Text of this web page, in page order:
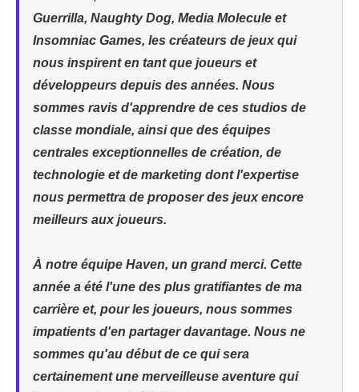
Guerrilla, Naughty Dog, Media Molecule et
Insomniac Games, les créateurs de jeux qui
nous inspirent en tant que joueurs et
développeurs depuis des années. Nous
sommes ravis d'apprendre de ces studios de
classe mondiale, ainsi que des équipes
centrales exceptionnelles de création, de
technologie et de marketing dont l'expertise
nous permettra de proposer des jeux encore
meilleurs aux joueurs.
À notre équipe Haven, un grand merci. Cette
année a été l'une des plus gratifiantes de ma
carrière et, pour les joueurs, nous sommes
impatients d'en partager davantage. Nous ne
sommes qu'au début de ce qui sera
certainement une merveilleuse aventure qui